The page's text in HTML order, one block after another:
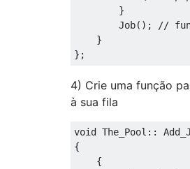
}
Job();
//
}
};
4) Crie uma função
à sua fila
void The_Pool ::
{
{